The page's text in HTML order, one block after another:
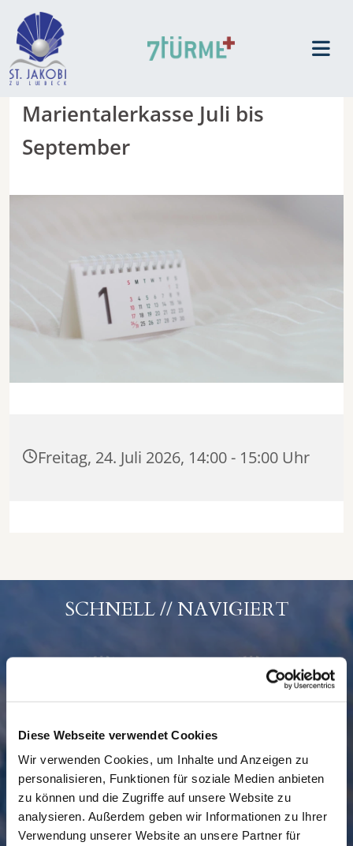
Diese Webseite verwendet Cookies
Wir verwenden Cookies, um Inhalte und Anzeigen zu
personalisieren, Funktionen für soziale Medien anbieten
zu können und die Zugriffe auf unsere Website zu
analysieren. Außerdem geben wir Informationen zu Ihrer
Verwendung unserer Website an unsere Partner für
Marientalerkasse Juli bis
September
Freitag, 24. Juli 2026, 14:00 - 15:00 Uhr
SCHNELL // NAVIGIERT
GEMEINDE BESUCHEN